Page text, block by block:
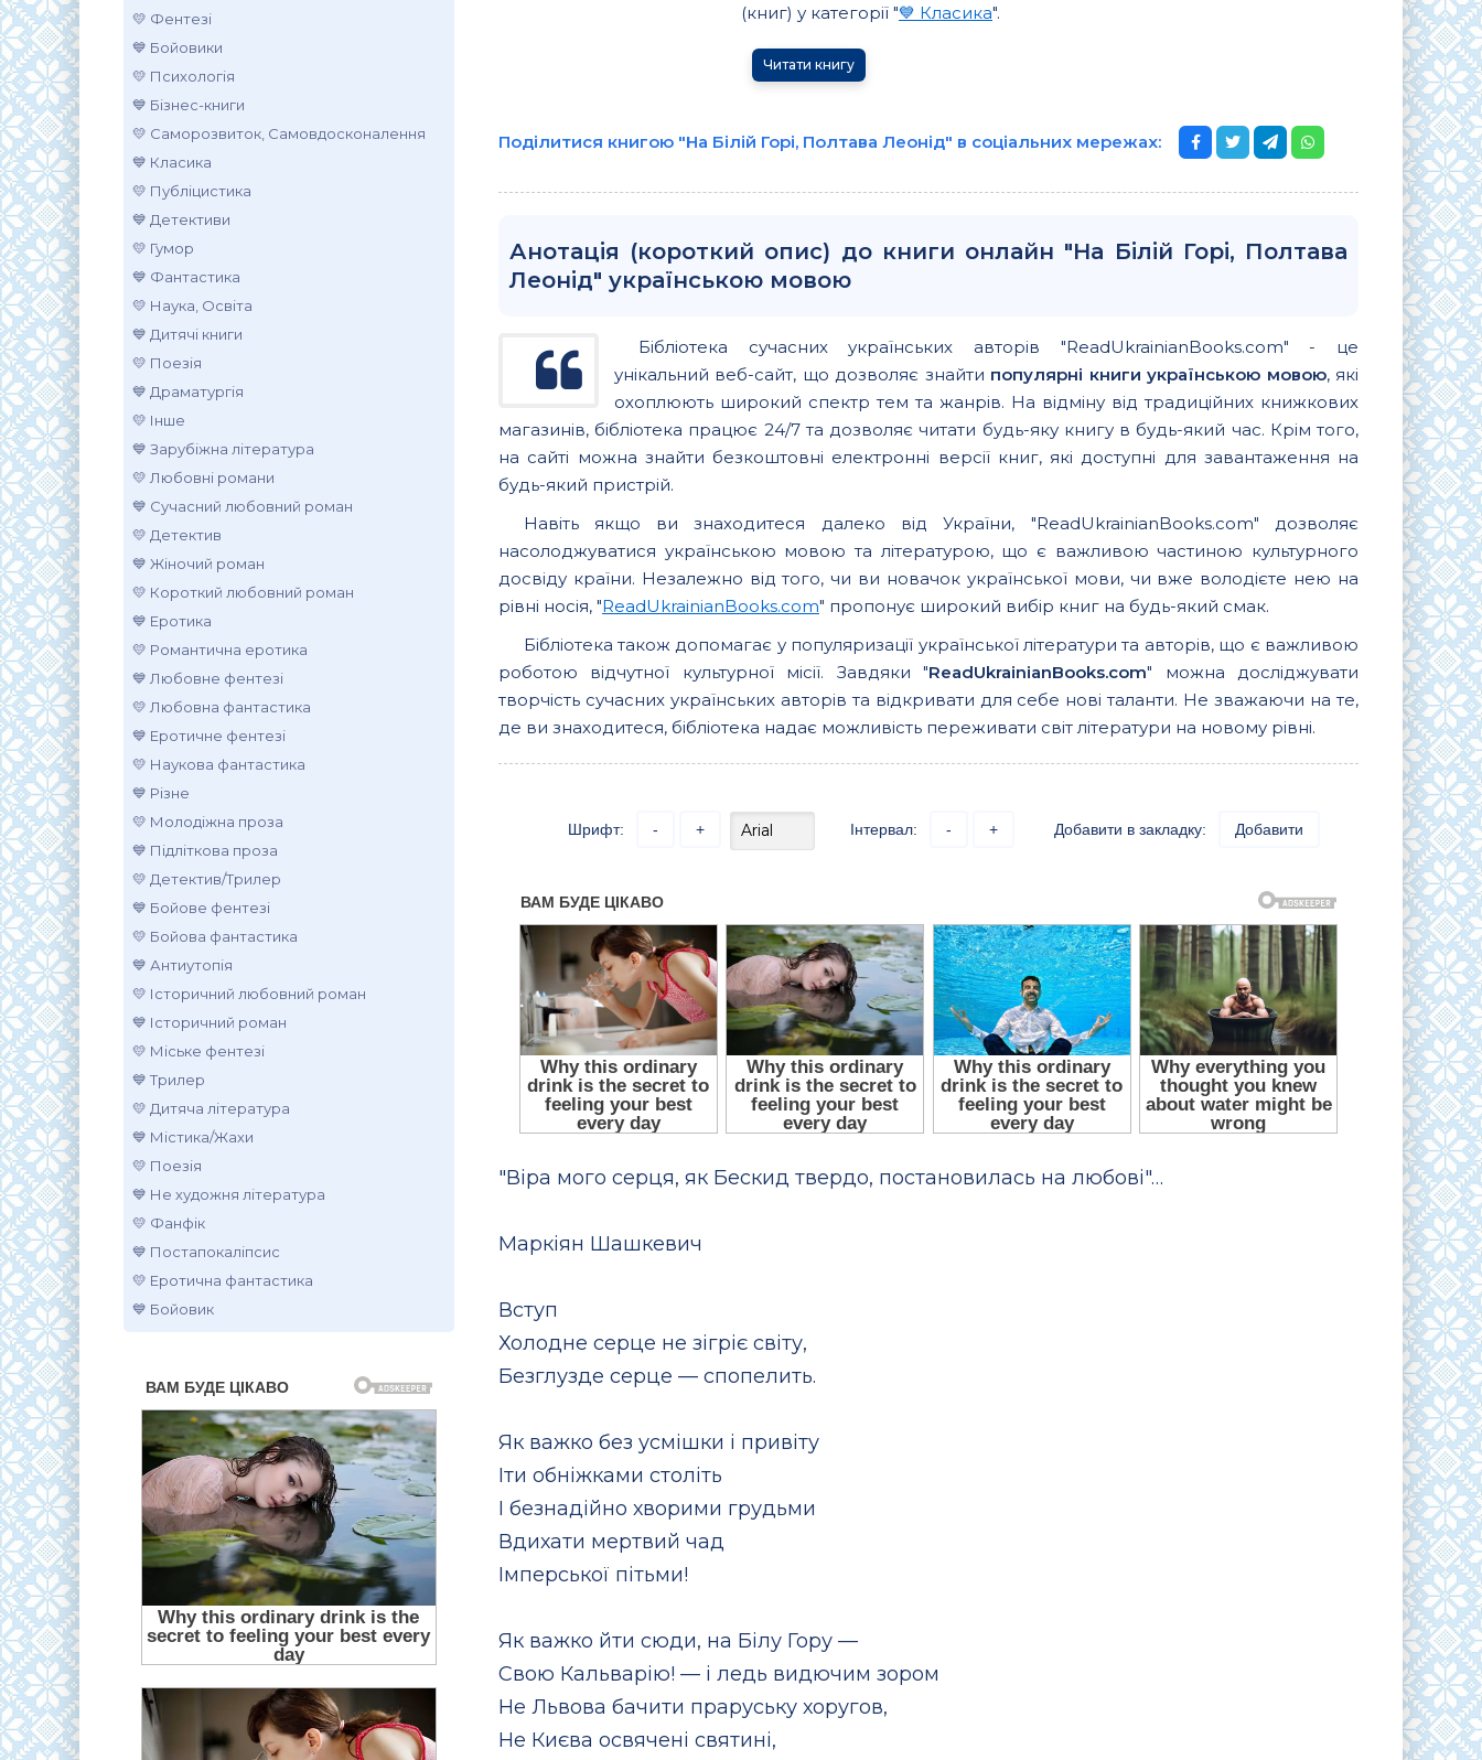
💛 Фентезі
💙 Бойовики
💛 Психологія
💙 Бізнес-книги
💛 Саморозвиток, Самовдосконалення
💙 Класика
💛 Публіцистика
💙 Детективи
💛 Гумор
💙 Фантастика
💛 Наука, Освіта
💙 Дитячі книги
💛 Поезія
💙 Драматургія
💛 Інше
💙 Зарубіжна література
💛 Любовні романи
💙 Сучасний любовний роман
💛 Детектив
💙 Жіночий роман
💛 Короткий любовний роман
💙 Еротика
💛 Романтична еротика
💙 Любовне фентезі
💛 Любовна фантастика
💙 Еротичне фентезі
💛 Наукова фантастика
💙 Різне
💛 Молодіжна проза
💙 Підліткова проза
💛 Детектив/Трилер
💙 Бойове фентезі
💛 Бойова фантастика
💙 Антиутопія
💛 Історичний любовний роман
💙 Історичний роман
💛 Міське фентезі
💙 Трилер
💛 Дитяча література
💙 Містика/Жахи
💛 Поезія
💙 Не художня література
💛 Фанфік
💙 Постапокаліпсис
💛 Еротична фантастика
💙 Бойовик
(книг) у категорії "💙 Класика".
Читати книгу
Поділитися книгою "На Білій Горі, Полтава Леонід" в соціальних мережах:
Анотація (короткий опис) до книги онлайн "На Білій Горі, Полтава
Леонід" українською мовою
Бібліотека сучасних українських авторів "ReadUkrainianBooks.com" - це
унікальний веб-сайт, що дозволяє знайти популярні книги українською мовою, які
охоплюють широкий спектр тем та жанрів. На відміну від традиційних книжкових
магазинів, бібліотека працює 24/7 та дозволяє читати будь-яку книгу в будь-який час. Крім того,
на сайті можна знайти безкоштовні електронні версії книг, які доступні для завантаження на
будь-який пристрій.
Навіть якщо ви знаходитеся далеко від України, "ReadUkrainianBooks.com" дозволяє
насолоджуватися українською мовою та літературою, що є важливою частиною культурного
досвіду країни. Незалежно від того, чи ви новачок української мови, чи вже володієте нею на
рівні носія, "ReadUkrainianBooks.com" пропонує широкий вибір книг на будь-який смак.
Бібліотека також допомагає у популяризації української літератури та авторів, що є важливою
роботою відчутної культурної місії. Завдяки "ReadUkrainianBooks.com" можна досліджувати
творчість сучасних українських авторів та відкривати для себе нові таланти. Не зважаючи на те,
де ви знаходитеся, бібліотека надає можливість переживати світ літератури на новому рівні.
Шрифт: - + Інтервал: - + Добавити в закладку: Добавити
"Віра мого серця, як Бескид твердо, постановилась на любові"…
Маркіян Шашкевич
Вступ
Холодне серце не зігріє світу,
Безглузде серце — спопелить.
Як важко без усмішки і привіту
Іти обніжками століть
І безнадійно хворими грудьми
Вдихати мертвий чад
Імперської пітьми!
Як важко йти сюди, на Білу Гору —
Свою Кальварію! — і ледь видючим зором
Не Львова бачити праруську хоругов,
Не Києва освячені святині,